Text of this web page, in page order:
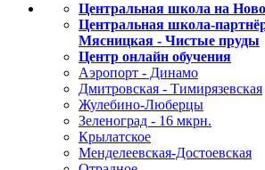
Центральная школа на
Центральная школа-
Мясницкая - Чистые пруды
Центр онлайн обучения
Аэропорт - Динамо
Дмитровская - Тимирязевская
Жулебино-Люберцы
Зеленоград - 16 мкрн.
Крылатское
Менделеевская-Достоевская